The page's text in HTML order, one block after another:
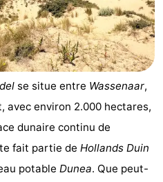
se situe entre Wassenaar,
avec environ 2.000 hectares,
dunaire continu de
fait partie de Hollands Duin
potable Dunea. Que peut-